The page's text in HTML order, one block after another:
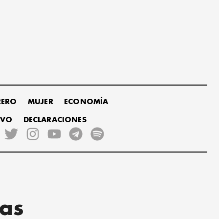
MUJER ECONOMÍA
DECLARACIONES